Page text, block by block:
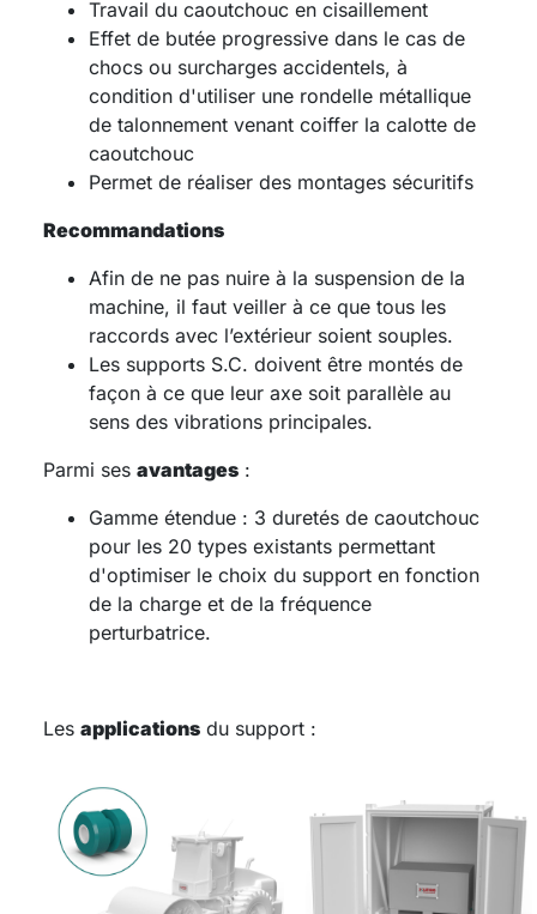
Travail du caoutchouc en cisaillement
Effet de butée progressive dans le cas de
chocs ou surcharges accidentels, à
condition d'utiliser une rondelle métallique
de talonnement venant coiffer la calotte de
caoutchouc
Permet de réaliser des montages sécuritifs
Recommandations
Afin de ne pas nuire à la suspension de la
machine, il faut veiller à ce que tous les
raccords avec l’extérieur soient souples.
Les supports S.C. doivent être montés de
façon à ce que leur axe soit parallèle au
sens des vibrations principales.
Parmi ses avantages :
Gamme étendue : 3 duretés de caoutchouc
pour les 20 types existants permettant
d'optimiser le choix du support en fonction
de la charge et de la fréquence
perturbatrice.
Les applications du support :